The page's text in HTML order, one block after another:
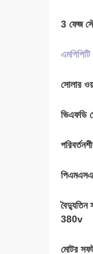
3 ফেজ
সোলার
ভিএফডি
380v
মোটর সফট